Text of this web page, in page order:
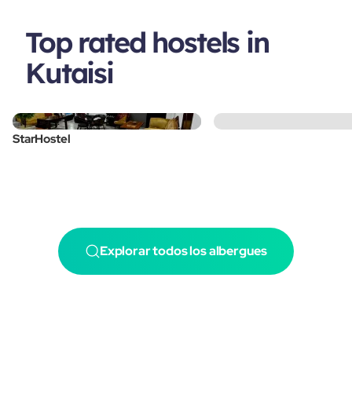
Top rated hostels in
Kutaisi
StarHostel
Explorar todos los albergues